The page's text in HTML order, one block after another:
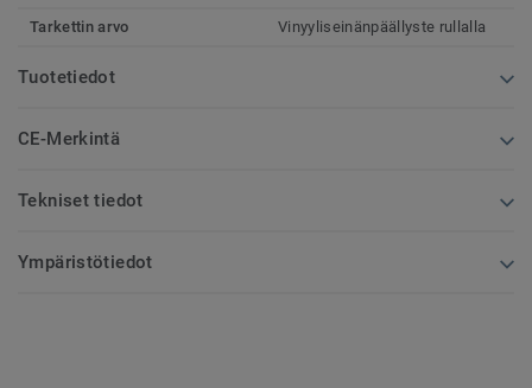
Tarkettin arvo Vinyyliseinänpäällyste rullalla
Tuotetiedot
CE-Merkintä
Tekniset tiedot
Ympäristötiedot